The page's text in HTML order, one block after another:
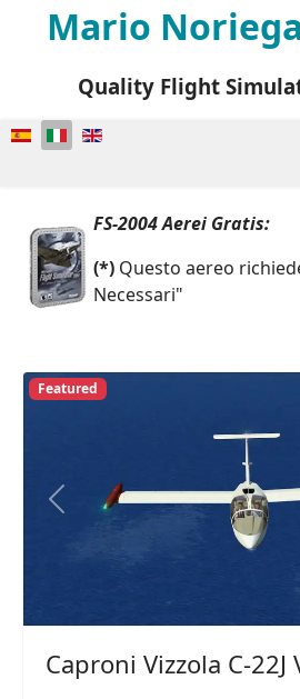
Mario
Quality Flight
Seleziona la tua lingua
FS-2004 Aerei Gratis:
(*) Questo aereo
Necessari"
Previous
Featured
Caproni Vizzola C-22J